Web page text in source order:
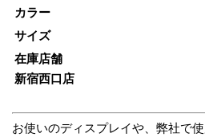
カラー
サイズ
在庫店舗
新宿西口店
お使いのディスプレイや、弊社で